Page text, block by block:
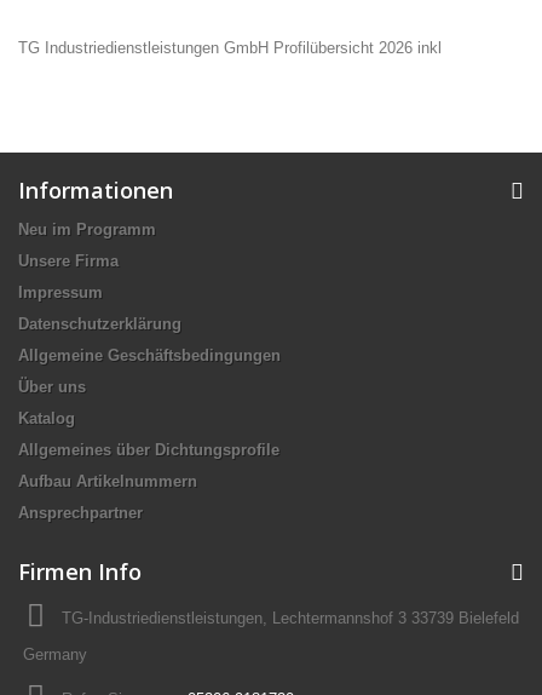
TG Industriedienstleistungen GmbH Profilübersicht 2026 inkl
Informationen
Neu im Programm
Unsere Firma
Impressum
Datenschutzerklärung
Allgemeine Geschäftsbedingungen
Über uns
Katalog
Allgemeines über Dichtungsprofile
Aufbau Artikelnummern
Ansprechpartner
Firmen Info
TG-Industriedienstleistungen, Lechtermannshof 3 33739 Bielefeld
Germany